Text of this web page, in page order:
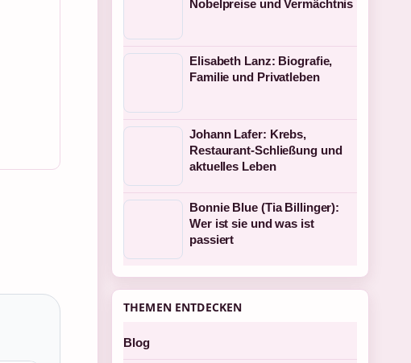
Nobelpreise und Vermächtnis
Elisabeth Lanz: Biografie,
Familie und Privatleben
Johann Lafer: Krebs,
Restaurant-Schließung und
aktuelles Leben
Bonnie Blue (Tia Billinger):
Wer ist sie und was ist
passiert
THEMEN ENTDECKEN
Blog